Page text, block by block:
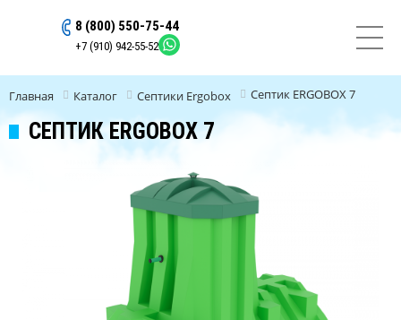
8 (800) 550-75-44
+7 (910) 942-55-52
Главная Каталог Септики Ergobox Септик ERGOBOX 7
СЕПТИК ERGOBOX 7